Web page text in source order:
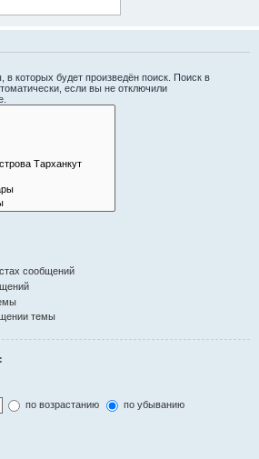
которых будет произведён поиск. Поиск в
если вы не отключили
сообщений
темы
по возрастанию
по убыванию